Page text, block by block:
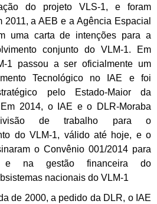
do projeto VLS-1, e foram
2011, a AEB e a Agência Espacial
uma carta de intenções para a
conjunto do VLM-1. Em
1 passou a ser oficialmente um
Tecnológico no IAE e foi
pelo Estado-Maior da
2014, o IAE e o DLR-Moraba
de trabalho para o
do VLM-1, válido até hoje, e o
o Convênio 001/2014 para
e na gestão financeira do
nacionais do VLM-1
de 2000, a pedido da DLR, o IAE